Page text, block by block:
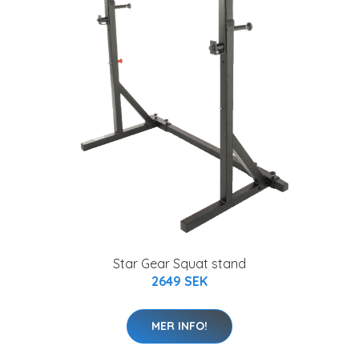
Star Gear Squat stand
2649 SEK
MER INFO!